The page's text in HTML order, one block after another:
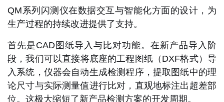
QM系列闪测仪在数据交互与智能化方面的设计，为
生产过程的持续改进提供了支持。
首先是CAD图纸导入与比对功能。在新产品导入阶
段，我们可以直接将底座的工程图纸（DXF格式）导
入系统，仪器会自动生成检测程序，提取图纸中的理
论尺寸与实际测量值进行比对，直观地标注出超差部
位。这极大缩短了新产品检测方案的开发周期。